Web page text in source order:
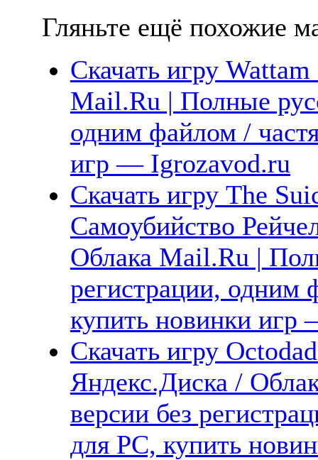
Гляньте ещё похожие
Скачать игру
Mail.Ru | Полные
одним файлом /
игр — Igrozavod.ru
Скачать игру The
Самоубийство
Облака Mail.Ru |
регистрации, одним
купить новинки
Скачать игру
Яндекс.Диска /
версии без
для PC, купить